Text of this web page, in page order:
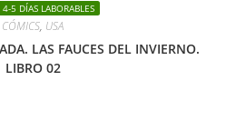
5 DÍAS LABORABLES
CÓMICS, USA
LAS FAUCES DEL INVIERNO.
LIBRO 02